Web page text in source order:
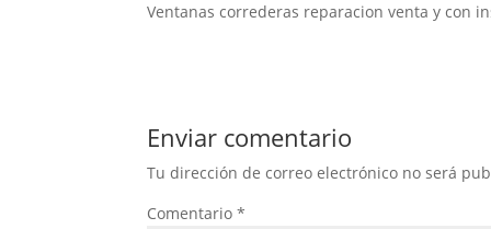
Ventanas correderas reparacion venta y con
Enviar comentario
Tu dirección de correo electrónico no será
Comentario*